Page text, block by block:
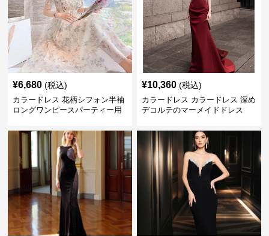
¥6,680 (税込)
カラードレス 花柄シフォン半袖
ロングワンピースパーティー用
¥10,360 (税込)
カラードレス カラードレス 深め
デコルテのマーメイドドレス